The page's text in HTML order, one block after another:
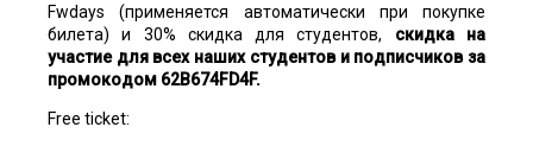
Fwdays (применяется автоматически при покупке
билета) и 30% скидка для студентов, скидка на
участие для всех наших студентов и подписчиков за
промокодом 62B674FD4F.
Free ticket: